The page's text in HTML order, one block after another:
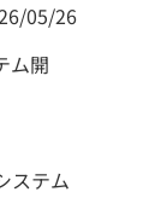
05/26
ム開
ステム